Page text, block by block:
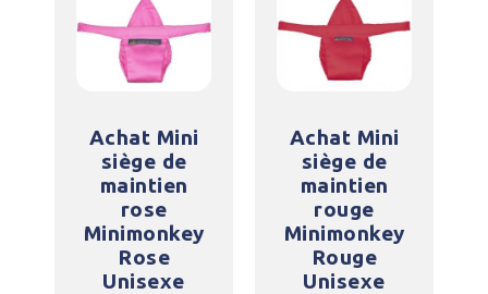
Achat Mini
siège de
maintien
rose
Minimonkey
Rose
Unisexe
Achat Mini
siège de
maintien
rouge
Minimonkey
Rouge
Unisexe